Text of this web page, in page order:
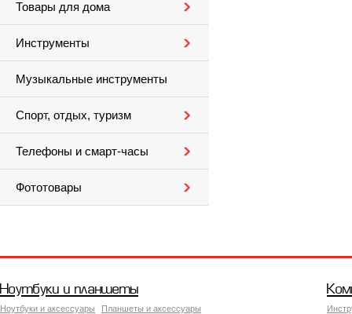
Товары для дома
Инструменты
Музыкальные инструменты
Спорт, отдых, туризм
Телефоны и смарт-часы
Фототовары
Ноутбуки и планшеты
Ноутбуки и аксессуары
Планшеты и аксессуары